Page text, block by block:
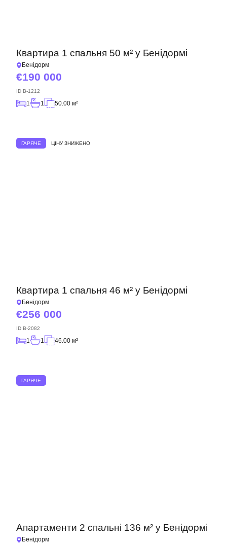
Квартира 1 спальня 50 м² у Бенідормі
Бенідорм
190 000
ID B-1212
1 1 50.00 м²
ГАРЯЧЕ ЦІНУ ЗНИЖЕНО
Квартира 1 спальня 46 м² у Бенідормі
Бенідорм
256 000
ID B-2082
1 1 46.00 м²
ГАРЯЧЕ
Апартаменти 2 спальні 136 м² у Бенідормі
Бенідорм